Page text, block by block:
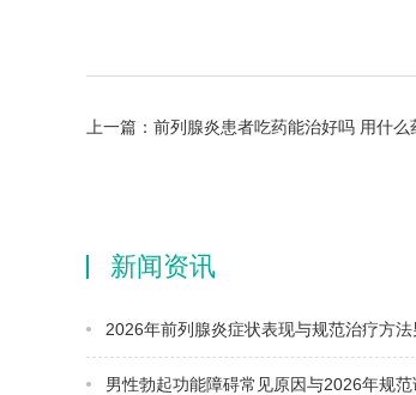
上一篇： 前列腺炎患者吃药能治好吗 用什么
新闻资讯
2026年前列腺炎症状表现与规范治疗方
男性勃起功能障碍常见原因与2026年规